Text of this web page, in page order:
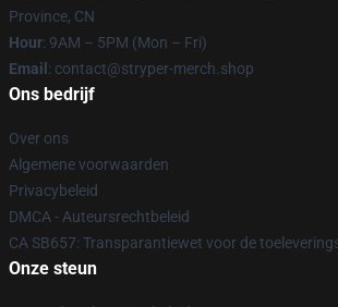
Province, CN
Hour: 9AM – 5PM (Mon – Fri)
Email : contact@stryper-merch.shop
Ons bedrijf
Over ons
Algemene voorwaarden
Privacybeleid
DMCA - Auteursrechtbeleid
CA SB657: Transparantiewet voor de
Onze steun